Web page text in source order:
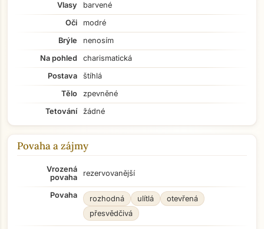
Vlasy
barvené
Oči
modré
Brýle
nenosím
Na pohled
charismatická
Postava
štíhlá
Tělo
zpevněné
Tetování
žádné
Povaha a zájmy
Vrozená
povaha
rezervovanější
Povaha rozhodná ulítlá
otevřená
přesvědčivá